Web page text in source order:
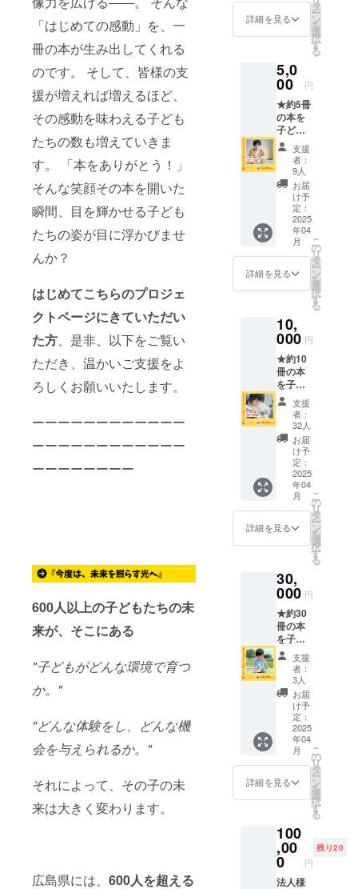
「はじめての感動」を、一
冊の本が生み出してくれる
のです。 そして、皆様の支
援が増えれば増えるほど、
その感動を味わえる子ども
たちの数も増えていきま
す。 「本をありがとう！」
そんな笑顔その本を開いた
瞬間、目を輝かせる子ども
たちの姿が目に浮かびませ
んか？
はじめてこちらのプロジェ
クトページにきていただい
た方、是非、以下をご覧い
ただき、温かいご支援をよ
ろしくお願いいたします。
ーーーーーーーーーーーー
ーーーーーーーーーーーー
ーーーーーーーー
600人以上の子どもたちの未
来が、そこにある
"子どもがどんな環境で育つ
か。"
"どんな体験をし、どんな機
会を与えられるか。"
それによって、その子の未
来は大きく変わります。
広島県には、 600人を超える
願いしま
す。
【こども未
来応援団メ
ンバー】
リーダー 横
山貴行（広
島県在住）
CHAMPFIRE
担当窓口 谷
口和馬（京
都府在住）
伊藤由美子
（新潟県在
住）
岩﨑泰英
近江谷広樹
（千葉県在
萩原邦道
（埼玉県在
（兵庫県在
住）
宮本愛（兵
庫県在住）
佐野卓也
田中彩（埼
玉県在住）
萩原沙耶花
（埼玉県在
住）
30,000
円コー
同じで
す
ジ】 感
謝の気
持ちを
込め
礼の
メッ
セージ
をお送
りしま
す。
※1,000
円コー
ス・
5,000円
コー
ス・
10,000
円コー
ス・
30,000
円コー
同じで
す
詳細を見る
タ
ー
ン
を
選
択
す
る
5,0
00 円
★約5冊
の本を
子ども
たちの
元に届
けるこ
とがで
きます
★ 【お
礼の
メッ
セー
ジ】 感
謝の気
持ちを
込め
礼の
メッ
セージ
をお送
りしま
す。
※1,000
円コー
ス・
3,000円
コー
ス・
10,000
円コー
ス・
30,000
円コー
同じで
す
支援
者：
9人
お届
け予
定：
2025
年04
月
詳細を見る
こ
の
リ
タ
ー
ン
を
選
択
す
る
10,
000 円
★約10
冊の本
を子ど
もたち
の元に
届ける
ことが
できま
す★
【お礼
のメッ
セー
ジ】 感
謝の気
持ちを
込め
礼の
メッ
セージ
をお送
りしま
す。
※1,000
円コー
ス・
3,000円
コー
ス・
5,000円
コー
ス・
30,000
円コー
同じで
す
支援
者：
32人
お届
け予
定：
2025
年04
月
詳細を見る
こ
の
リ
タ
ー
ン
を
選
択
す
る
30,
000 円
★約30
冊の本
を子ど
もたち
の元に
届ける
ことが
できま
す★
【お礼
のメッ
セー
ジ】 感
謝の気
持ちを
込め
礼の
メッ
セージ
をお送
りしま
支援
者：
3人
お届
け予
定：
2025
年04
月
詳細を見る
こ
の
リ
タ
ー
ン
を
選
択
す
る
100
,00
0 円
残り20
法人様